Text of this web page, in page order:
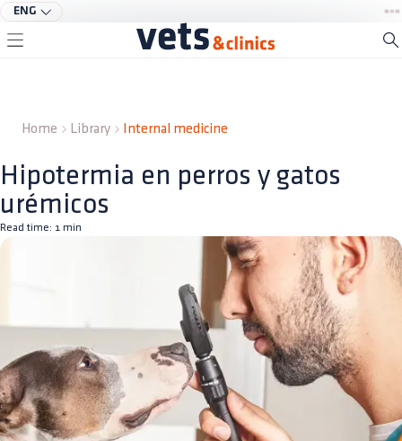
ENG
Home Library Internal medicine
Hipotermia en perros y gatos
urémicos
Read time: 1 min